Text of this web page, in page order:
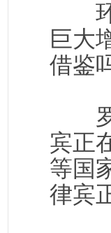
环
巨大
借鉴
罗
宾正
等国
律宾